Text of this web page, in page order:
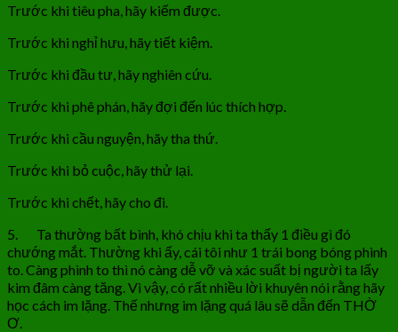
Trước khi tiêu pha, hãy kiếm được.
Trước khi nghỉ hưu, hãy tiết kiệm.
Trước khi đầu tư, hãy nghiên cứu.
Trước khi phê phán, hãy đợi đến lúc thích hợp.
Trước khi cầu nguyện, hãy tha thứ.
Trước khi bỏ cuộc, hãy thử lại.
Trước khi chết, hãy cho đi.
5. Ta thường bất bình, khó chịu khi ta thấy 1 điều gì đó
chướng mắt. Thường khi ấy, cái tôi như 1 trái bong bóng phình
to. Càng phình to thì nó càng dễ vỡ và xác suất bị người ta lấy
kim đâm càng tăng. Vì vậy, có rất nhiều lời khuyên nói rằng hãy
học cách im lặng. Thế nhưng im lặng quá lâu sẽ dẫn đến THỜ
Ơ.